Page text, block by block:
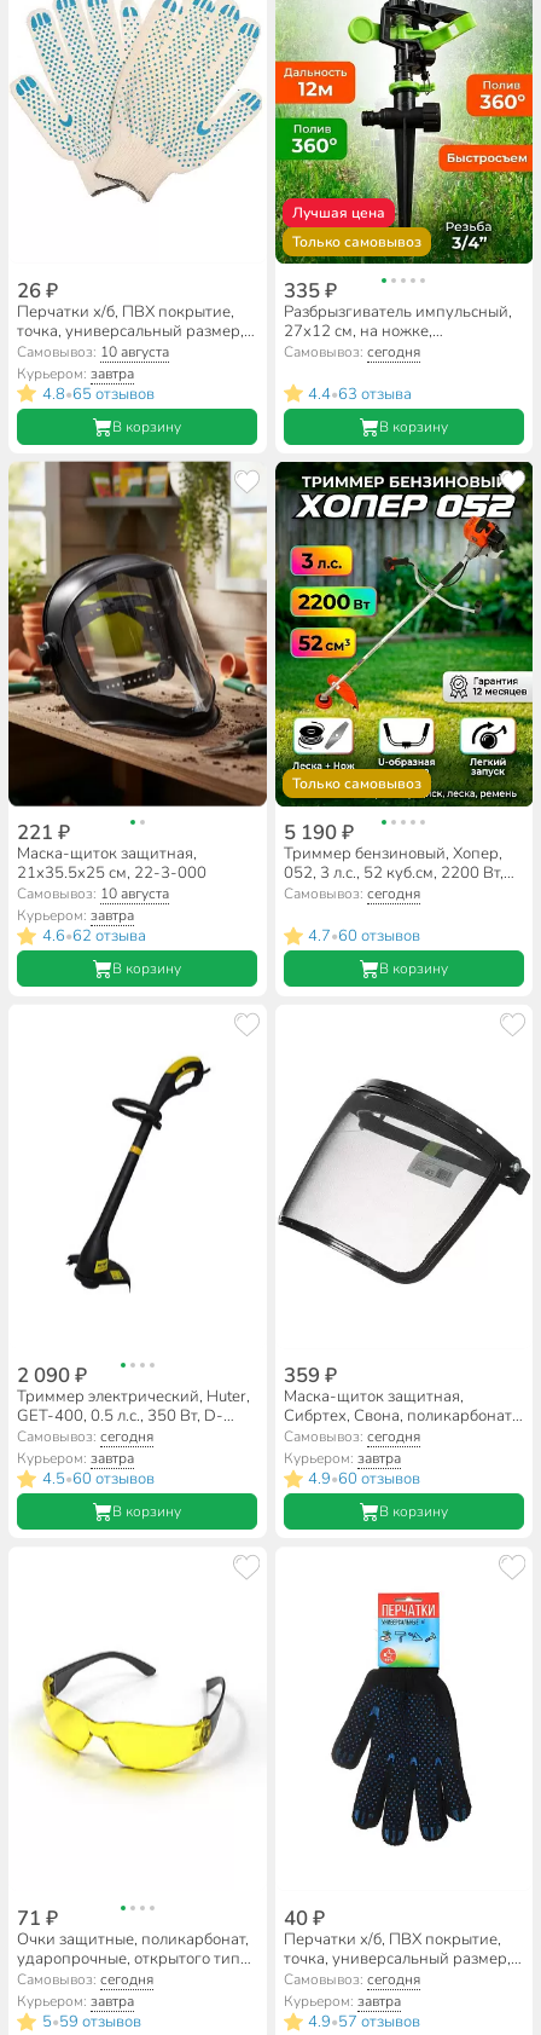
26 ₽
Перчатки х/б, ПВХ покрытие,
точка, универсальный размер,
10 класс вязки, 5 нитей, белая
основа
Самовывоз: 10 августа
Курьером:завтра
4.8•65 отзывов
В корзину
Лучшая цена
Только самовывоз
335 ₽
Разбрызгиватель импульсный,
27х12 см, на ножке,
быстросъемный, Grandy, JS-304
Самовывоз: сегодня
4.4•63 отзыва
В корзину
221 ₽
Маска-щиток защитная,
21x35.5x25 см, 22-3-000
Самовывоз: 10 августа
Курьером:завтра
4.6•62 отзыва
В корзину
Только самовывоз
5 190 ₽
Триммер бензиновый, Хопер,
052, 3 л.с., 52 куб.см, 2200 Вт,
U-ручка, леска/нож,
Самовывоз: сегодня
4.7•60 отзывов
В корзину
2 090 ₽
Триммер электрический, Huter,
GET-400, 0.5 л.с., 350 Вт, D-
ручка, леска, неразборный вал
Самовывоз:сегодня
Курьером:завтра
4.5•60 отзывов
В корзину
359 ₽
Маска-щиток защитная,
Сибртех, Свона, поликарбонат,
89166
Самовывоз: сегодня
Курьером: завтра
4.9•60 отзывов
В корзину
71 ₽
Очки защитные, поликарбонат,
ударопрочные, открытого типа,
желтые, 22-3-034
Самовывоз:сегодня
Курьером:завтра
5•59 отзывов
40 ₽
Перчатки х/б, ПВХ покрытие,
точка, универсальный размер,
7.5 класс вязки, 4 нити, черная
основа, европодвес
Самовывоз: сегодня
Курьером: завтра
4.9•57 отзывов